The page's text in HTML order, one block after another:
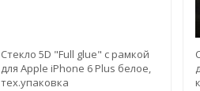
Стекло 5D "Full glue" с рамкой
для Apple iPhone 6 Plus белое,
тех.упаковка